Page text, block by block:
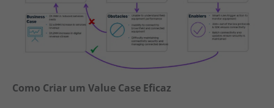
Como Criar um Value Case Eficaz